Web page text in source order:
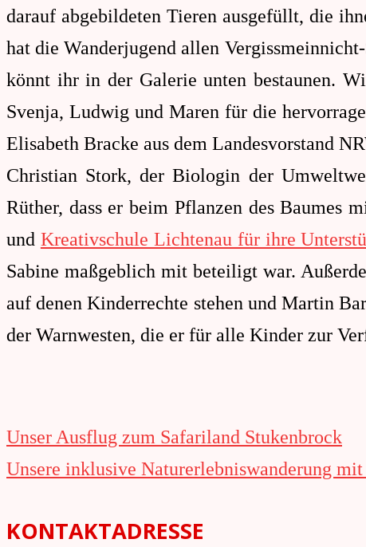
darauf abgebildeten Tieren ausgefüllt, die
hat die Wanderjugend allen
könnt ihr in der Galerie unten bestaunen.
Svenja, Ludwig und Maren für die
Elisabeth Bracke aus dem Landesvorstand
Christian Stork, der Biologin der
Rüther, dass er beim Pflanzen des Baumes
und Kreativschule Lichtenau für ihre
Sabine maßgeblich mit beteiligt war.
auf denen Kinderrechte stehen und Martin
der Warnwesten, die er für alle Kinder zur
Navigation
innerhalb
Beitrags
Unser Ausflug zum Safariland Stukenbrock
Unsere inklusive Naturerlebniswanderung
KONTAKTADRESSE